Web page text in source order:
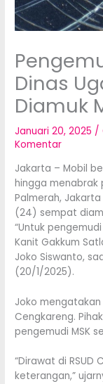
Dinas
Diamuk
Januari 20, 2025 /
Komentar
Jakarta – Mobil
hingga menabrak
Palmerah,
(24) sempat
“Untuk
Kanit Gakkum
Joko Siswanto,
(20/1/2025).
Joko mengatakan
Cengkareng.
pengemudi MSK
“Dirawat di RSUD
keterangan,”